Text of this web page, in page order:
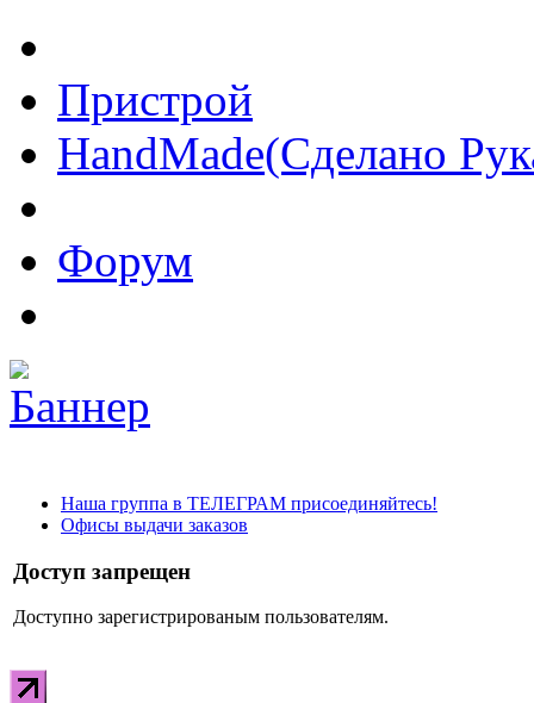
Пристрой
HandMade(Сделано
Форум
Наша группа в ТЕЛЕГРАМ присоединяйтесь!
Офисы выдачи заказов
Доступ запрещен
Доступно зарегистрированым пользователям.